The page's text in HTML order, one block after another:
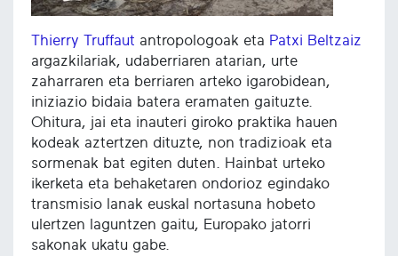
Thierry Truffaut antropologoak eta Patxi Beltzaiz
argazkilariak, udaberriaren atarian, urte
zaharraren eta berriaren arteko igarobidean,
iniziazio bidaia batera eramaten gaituzte.
Ohitura, jai eta inauteri giroko praktika hauen
kodeak aztertzen dituzte, non tradizioak eta
sormenak bat egiten duten. Hainbat urteko
ikerketa eta behaketaren ondorioz egindako
transmisio lanak euskal nortasuna hobeto
ulertzen laguntzen gaitu, Europako jatorri
sakonak ukatu gabe.